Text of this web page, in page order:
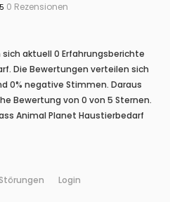
0 Rezensionen
aktuell 0 Erfahrungsberichte
Die Bewertungen verteilen sich
0% negative Stimmen. Daraus
Bewertung von 0 von 5 Sternen.
Animal Planet Haustierbedarf
Login